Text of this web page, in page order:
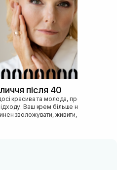
після 40
Ваш крем більше не може
зволожувати, живити, покр...